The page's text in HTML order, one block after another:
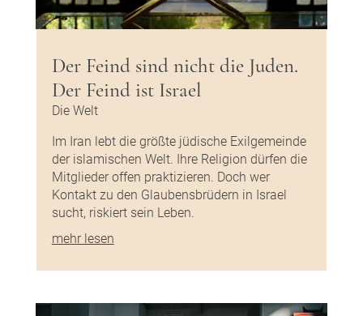
Der Feind sind nicht die Juden.
Der Feind ist Israel
Die Welt
Im Iran lebt die größte jüdische Exilgemeinde
der islamischen Welt. Ihre Religion dürfen die
Mitglieder offen praktizieren. Doch wer
Kontakt zu den Glaubensbrüdern in Israel
sucht, riskiert sein Leben.
mehr lesen